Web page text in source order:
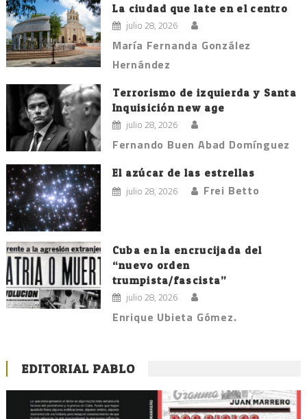
entradas
La ciudad que late en el centro
julio 28, 2026
María Fernanda González
Hernández
Terrorismo de izquierda y Santa
Inquisición new age
julio 28, 2026
Fernando Buen Abad Domínguez
El azúcar de las estrellas
julio 28, 2026 Frei Betto
Cuba en la encrucijada del
“nuevo orden
trumpista/fascista”
julio 28, 2026
Enrique Ubieta Gómez.
EDITORIAL PABLO